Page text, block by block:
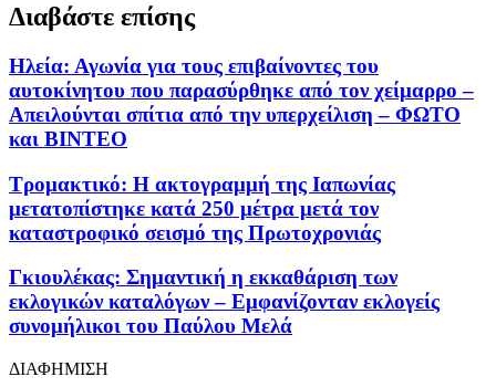
Διαβάστε επίσης
Ηλεία: Αγωνία για τους επιβαίνοντες του
αυτοκίνητου που παρασύρθηκε από τον χείμαρρο –
Απειλούνται σπίτια από την υπερχείλιση – ΦΩΤΟ
και ΒΙΝΤΕΟ
Τρομακτικό: Η ακτογραμμή της Ιαπωνίας
μετατοπίστηκε κατά 250 μέτρα μετά τον
καταστροφικό σεισμό της Πρωτοχρονιάς
Γκιουλέκας: Σημαντική η εκκαθάριση των
εκλογικών καταλόγων – Eμφανίζονταν εκλογείς
συνομήλικοι του Παύλου Μελά
ΔΙΑΦΗΜΙΣΗ